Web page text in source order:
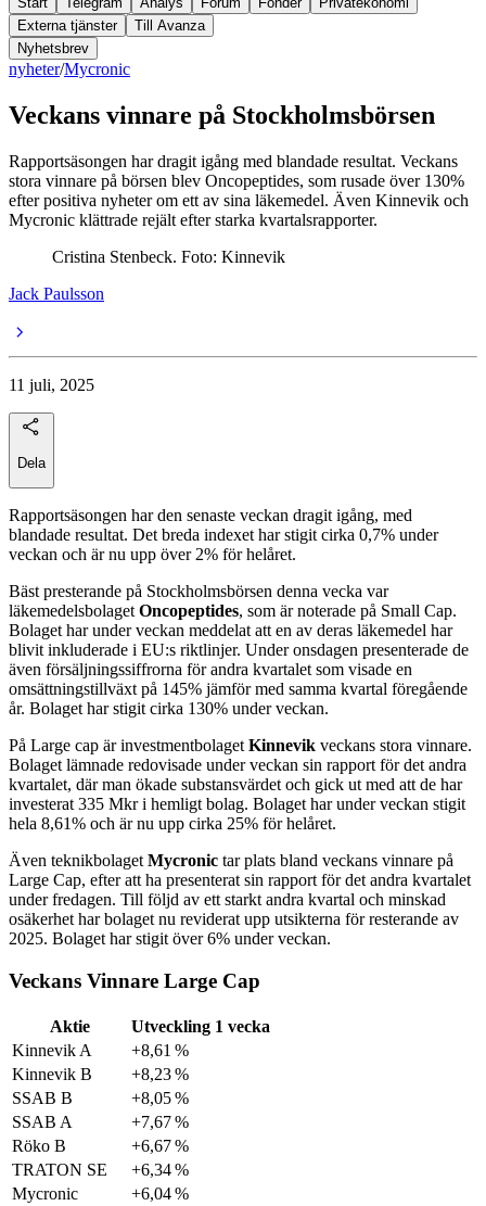
Externa tjänster
Till Avanza
Nyhetsbrev
nyheter/Mycronic
Veckans vinnare på Stockholmsbörsen
Rapportsäsongen har dragit igång med blandade resultat. Veckans
stora vinnare på börsen blev Oncopeptides, som rusade över 130%
efter positiva nyheter om ett av sina läkemedel. Även Kinnevik och
Mycronic klättrade rejält efter starka kvartalsrapporter.
Cristina Stenbeck. Foto: Kinnevik
Jack Paulsson
11 juli, 2025
Dela
Rapportsäsongen har den senaste veckan dragit igång, med
blandade resultat. Det breda indexet har stigit cirka 0,7% under
veckan och är nu upp över 2% för helåret.
Bäst presterande på Stockholmsbörsen denna vecka var
läkemedelsbolagetOncopeptides, som är noterade på Small Cap.
Bolaget har under veckan meddelat att en av deras läkemedel har
blivit inkluderade i EU:s riktlinjer. Under onsdagen presenterade de
även försäljningssiffrorna för andra kvartalet som visade en
omsättningstillväxt på 145% jämför med samma kvartal föregående
år. Bolaget har stigit cirka 130% under veckan.
På Large cap är investmentbolagetKinnevik veckans stora vinnare.
Bolaget lämnade redovisade under veckan sin rapport för det andra
kvartalet, där man ökade substansvärdet och gick ut med att de har
investerat 335 Mkr i hemligt bolag. Bolaget har under veckan stigit
hela 8,61% och är nu upp cirka 25% för helåret.
Även teknikbolagetMycronic tar plats bland veckans vinnare på
Large Cap, efter att ha presenterat sin rapport för det andra kvartalet
under fredagen. Till följd av ett starkt andra kvartal och minskad
osäkerhet har bolaget nu reviderat upp utsikterna för resterande av
2025. Bolaget har stigit över 6% under veckan.
Veckans Vinnare Large Cap
Aktie
Utveckling 1 vecka
Kinnevik A
+8,61 %
Kinnevik B
+8,23 %
SSAB B
+8,05 %
SSAB A
+7,67 %
Röko B
+6,67 %
TRATON SE
+6,34 %
Mycronic
+6,04 %